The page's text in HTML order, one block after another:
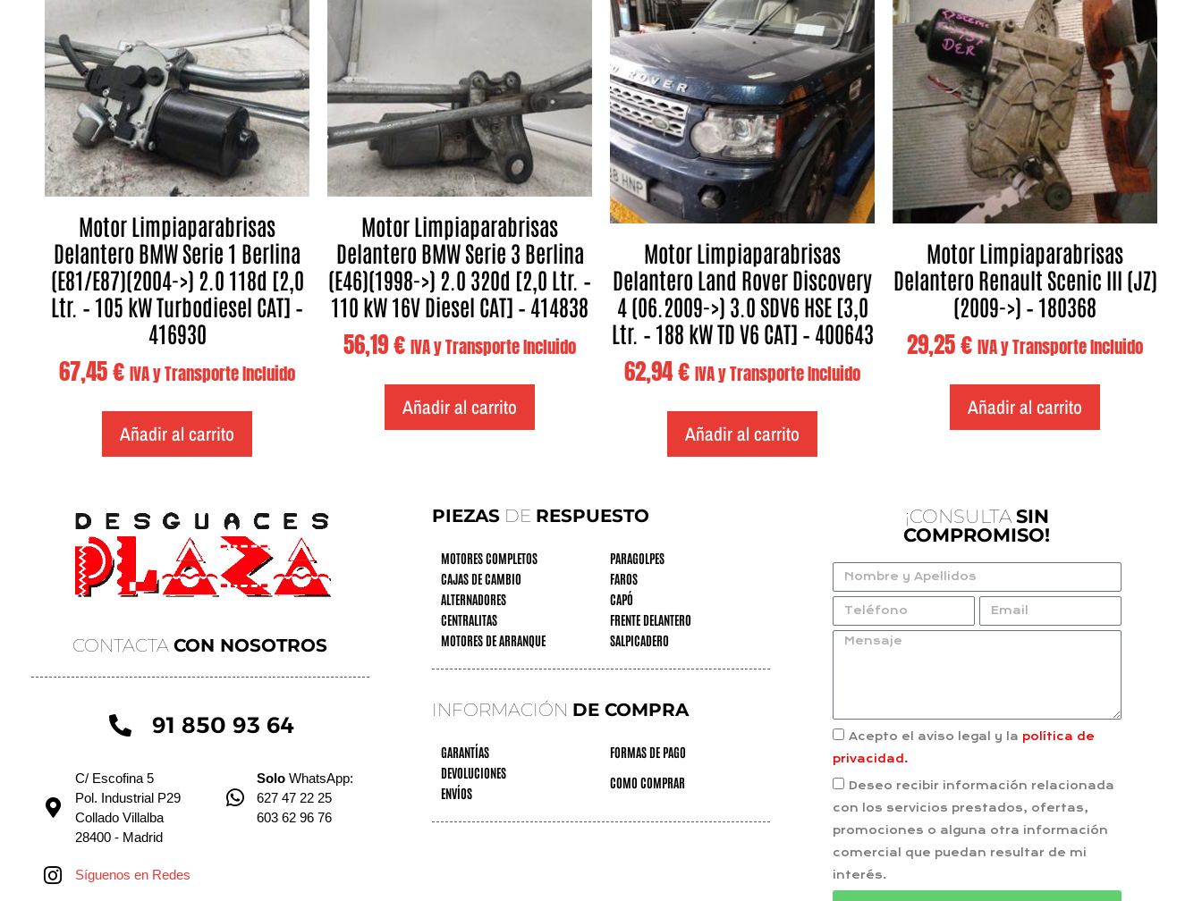
Motor Limpiaparabrisas
Delantero BMW Serie 1 Berlina
(E81/E87)(2004->) 2.0 118d [2,0
Ltr. – 105 kW Turbodiesel CAT] –
416930
67,45€ IVA y Transporte Incluido
Añadir al carrito
Motor Limpiaparabrisas
Delantero BMW Serie 3 Berlina
(E46)(1998->) 2.0 320d [2,0 Ltr. –
110 kW 16V Diesel CAT] – 414838
56,19€ IVA y Transporte Incluido
Añadir al carrito
Motor Limpiaparabrisas
Delantero Land Rover Discovery
4 (06.2009->) 3.0 SDV6 HSE [3,0
Ltr. – 188 kW TD V6 CAT] – 400643
62,94€ IVA y Transporte Incluido
Añadir al carrito
Motor Limpiaparabrisas
Delantero Renault Scenic III (JZ)
(2009->) – 180368
29,25€ IVA y Transporte Incluido
Añadir al carrito
CONTACTACON NOSOTROS
91 850 93 64
C/ Escofina 5
Pol. Industrial P29
Collado Villalba
28400 - Madrid
Solo WhatsApp:
627 47 22 25
603 62 96 76
Síguenos en Redes
PIEZASDE RESPUESTO
MOTORES COMPLETOS
CAJAS DE CAMBIO
ALTERNADORES
CENTRALITAS
MOTORES DE ARRANQUE
PARAGOLPES
FAROS
CAPÓ
FRENTE DELANTERO
SALPICADERO
INFORMACIÓN DE COMPRA
GARANTÍAS
DEVOLUCIONES
ENVÍOS
FORMAS DE PAGO
COMO COMPRAR
¡CONSULTA SIN
COMPROMISO!
Acepto el aviso legal y la política de
privacidad.
Deseo recibir información relacionada
con los servicios prestados, ofertas,
promociones o alguna otra información
comercial que puedan resultar de mi
interés.